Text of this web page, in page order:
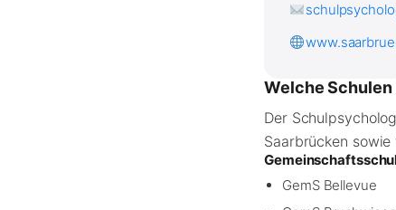
Welche
Der
Saarbrücken
GemS Bellevue